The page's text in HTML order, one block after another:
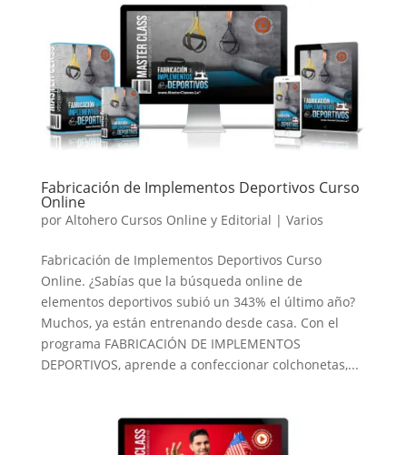
Fabricación de Implementos Deportivos Curso
Online
por Altohero Cursos Online y Editorial | Varios
Fabricación de Implementos Deportivos Curso
Online. ¿Sabías que la búsqueda online de
elementos deportivos subió un 343% el último año?
Muchos, ya están entrenando desde casa. Con el
programa FABRICACIÓN DE IMPLEMENTOS
DEPORTIVOS, aprende a confeccionar colchonetas,...